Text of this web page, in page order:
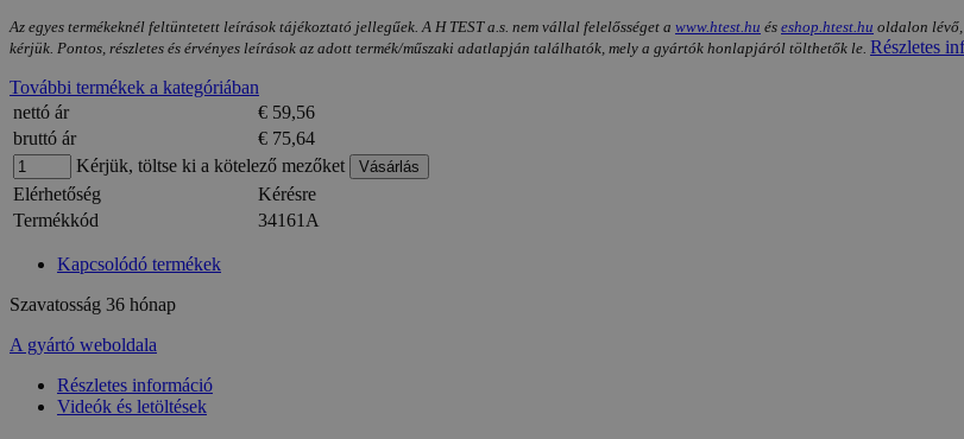
Az egyes termékeknél feltüntetett leírások tájékoztató jellegűek. A H TEST a.s. nem vállal felelősséget a www.htest.hu és eshop.htest.hu oldalon lévő,
kérjük. Pontos, részletes és érvényes leírások az adott termék/műszaki adatlapján találhatók, mely a gyártók honlapjáról tölthetők le. Részletes
További termékek a kategóriában
nettó ár
€ 59,56
bruttó ár
€ 75,64
Kérjük, töltse ki a kötelező mezőket
Elérhetőség
Kérésre
Termékkód
34161A
Kapcsolódó termékek
Szavatosság 36 hónap
A gyártó weboldala
Részletes információ
Videók és letöltések